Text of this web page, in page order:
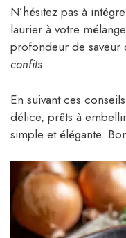
N’hésitez pas à
laurier à votre
profondeur de saveur
confits.
En suivant ces
délice, prêts à
simple et élégante.